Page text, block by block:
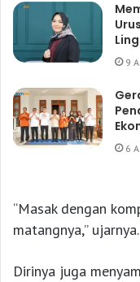
9
6
“Masak dengan
matangnya,” ujarnya.
Dirinya juga